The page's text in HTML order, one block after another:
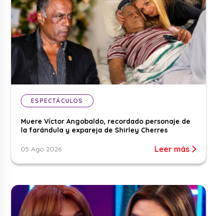
ESPECTÁCULOS
Muere Víctor Angobaldo, recordado personaje de
la farándula y expareja de Shirley Cherres
05 Ago 2026 Leer más